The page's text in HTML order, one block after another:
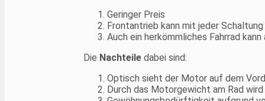
Geringer Preis
Frontantrieb kann mit jeder
Auch ein herkömmliches Fahrrad
Die Nachteile dabei sind:
Optisch sieht der Motor auf dem
Durch das Motorgewicht am Rad